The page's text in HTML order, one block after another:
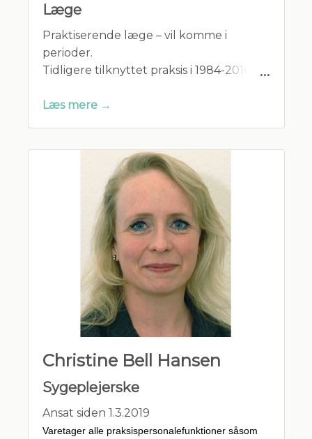
Læge
Praktiserende læge – vil komme i
perioder.
Tidligere tilknyttet praksis i 1984-2016.
Læs mere →
Christine Bell Hansen
Sygeplejerske
Ansat siden 1.3.2019
Varetager alle praksispersonalefunktioner såsom